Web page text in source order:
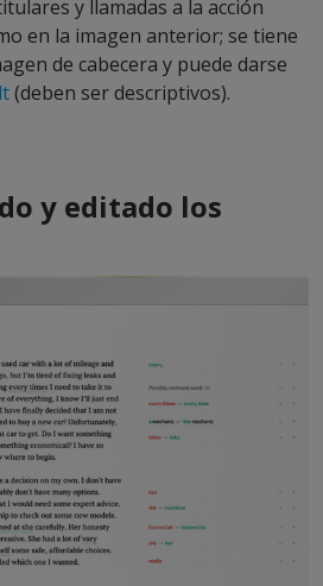
y llamadas a la acción
en la imagen anterior; se tiene
de cabecera y puede darse
(deben ser descriptivos).
y editado los